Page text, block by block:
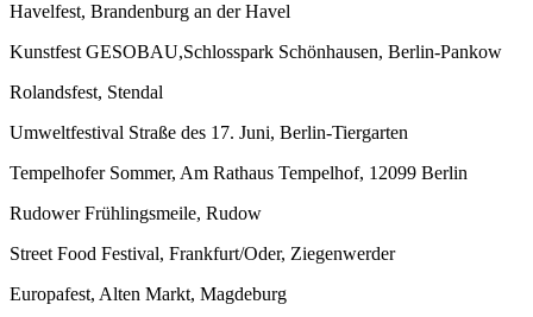
Havelfest, Brandenburg an der Havel
Kunstfest GESOBAU,Schlosspark Schönhausen, Berlin-Pankow
Rolandsfest, Stendal
Umweltfestival Straße des 17. Juni, Berlin-Tiergarten
Tempelhofer Sommer, Am Rathaus Tempelhof, 12099 Berlin
Rudower Frühlingsmeile, Rudow
Street Food Festival, Frankfurt/Oder, Ziegenwerder
Europafest, Alten Markt, Magdeburg